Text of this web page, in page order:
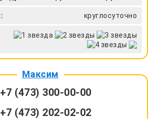
круглосуточно
Максим
(473) 300-00-00
(473) 202-02-02